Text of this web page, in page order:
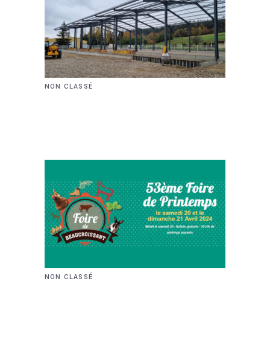
NON CLASSÉ
NON CLASSÉ